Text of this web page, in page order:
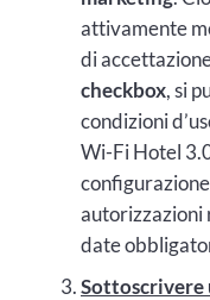
attivamente
di
checkbox, si
condizioni
Wi-Fi Hotel
autorizzazioni
date
Sottoscrivere